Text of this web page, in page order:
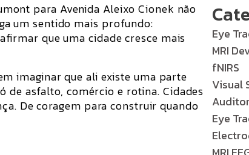
para Avenida Aleixo Cionek não
um sentido mais profundo:
que uma cidade cresce mais
imaginar que ali existe uma parte
de asfalto, comércio e rotina. Cidades
De coragem para construir quando
Eye
MRI
fNIRS
Visual
Eye